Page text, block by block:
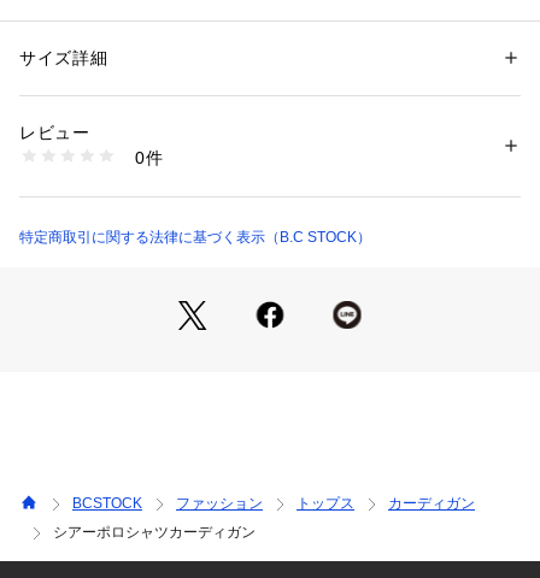
ン。釦を閉めてプルオーバーとして着用するのもおすすめで、
プルな中に上品なアクセントをプラスしてくれます。
で、長時間の直射日光は避けてください。
またパソコン・スマートフォンなどの環境により、若干製品と
画像のカラーが異なる場合もございます。
※商品の色味は、商品アップ画像をご参照ください。
性別：レディース
素材：本体:綿51%、再生繊維(セルロース)21%、ポリエステル15%、麻1
生産国：中国
洗濯：本体:手洗い可能、セルロース・リヨセル製品、デリケート製品
※詳しい洗濯方法については、商品の品質表示タグをご覧ください
26080200563020 （ショップ）
サイズ詳細
レビュー
0件
特定商取引に関する法律に基づく表示（B.C STOCK）
BCSTOCK ファッション トップス
カーディガン
シアーポロシャツカーディガン